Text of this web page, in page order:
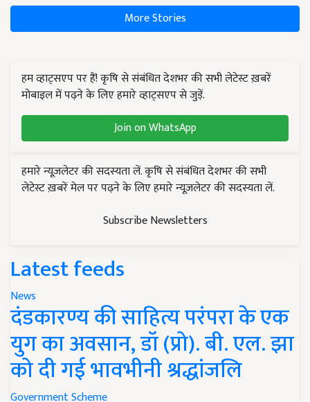
More Stories
हम व्हाट्सएप पर हैं! कृषि से संबंधित देशभर की सभी लेटेस्ट ख़बरें
मोबाइल में पढ़ने के लिए हमारे व्हाट्सएप से जुड़ें.
Join on WhatsApp
हमारे न्यूज़लेटर की सदस्यता लें. कृषि से संबंधित देशभर की सभी
लेटेस्ट ख़बरें मेल पर पढ़ने के लिए हमारे न्यूज़लेटर की सदस्यता लें.
Subscribe Newsletters
Latest feeds
News
दंडकारण्य की साहित्य परंपरा के एक
युग का अवसान, डॉ (प्रो). बी. एल. झा
को दी गई भावभीनी श्रद्धांजलि
Government Scheme